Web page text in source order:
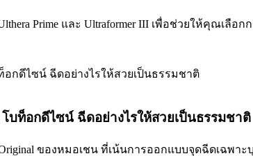
Prime และ Ultraformer III เพื่อช่วยให้คุณเลือ
โบท็อกดีไซน์ ฉีดอย่างไรให้สวยเป็นธรรมชาติ
Original ของหมอเชน ที่เน้นการออกแบบจุดฉีดเฉพ